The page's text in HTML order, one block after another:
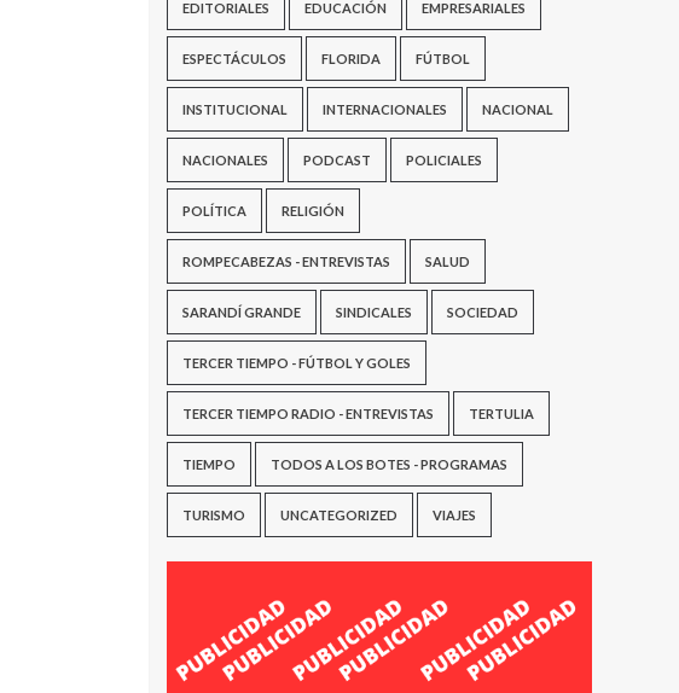
EDITORIALES EDUCACIÓN EMPRESARIALES
ESPECTÁCULOS FLORIDA FÚTBOL
INSTITUCIONAL INTERNACIONALES NACIONAL
NACIONALES PODCAST POLICIALES
POLÍTICA RELIGIÓN
ROMPECABEZAS - ENTREVISTAS SALUD
SARANDÍ GRANDE SINDICALES SOCIEDAD
TERCER TIEMPO - FÚTBOL Y GOLES
TERCER TIEMPO RADIO - ENTREVISTAS TERTULIA
TIEMPO TODOS A LOS BOTES - PROGRAMAS
TURISMO UNCATEGORIZED VIAJES